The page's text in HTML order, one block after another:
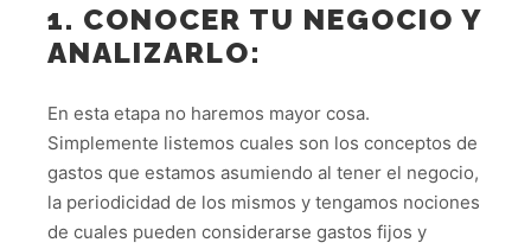
1. CONOCER TU NEGOCIO Y
ANALIZARLO:
En esta etapa no haremos mayor cosa.
Simplemente listemos cuales son los conceptos de
gastos que estamos asumiendo al tener el negocio,
la periodicidad de los mismos y tengamos nociones
de cuales pueden considerarse gastos fijos y